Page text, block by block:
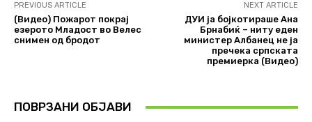
PREVIOUS ARTICLE
(Видео) Пожарот покрај
езерото Младост во Велес
снимен од бродот
NEXT ARTICLE
ДУИ ја бојкотираше Ана
Брнабиќ – ниту еден
министер Албанец не ја
пречека српската
премиерка (Видео)
ПОВРЗАНИ ОБЈАВИ